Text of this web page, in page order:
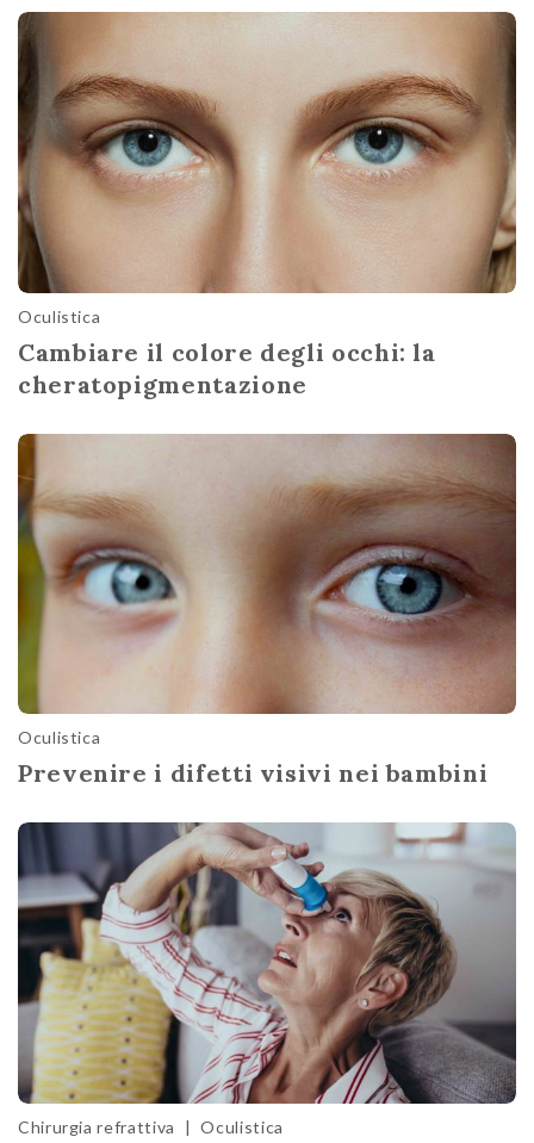
Oculistica
Cambiare il colore degli occhi: la
cheratopigmentazione
Oculistica
Prevenire i difetti visivi nei bambini
Chirurgia refrattiva | Oculistica